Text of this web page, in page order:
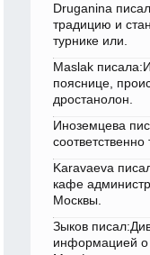
Druganina
традицию и
турнике или.
Maslak
пояснице,
дростанолон.
Иноземцева
соответственно
Karavaeva
кафе
Москвы.
Зыков
информацией о